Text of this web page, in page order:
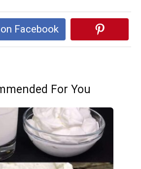
Facebook
For You